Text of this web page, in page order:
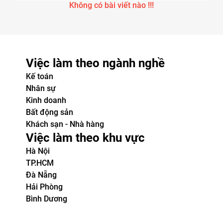
Không có bài viết nào !!!
Việc làm theo ngành nghề
Kế toán
Nhân sự
Kinh doanh
Bất động sản
Khách sạn - Nhà hàng
Việc làm theo khu vực
Hà Nội
TP.HCM
Đà Nẵng
Hải Phòng
Bình Dương